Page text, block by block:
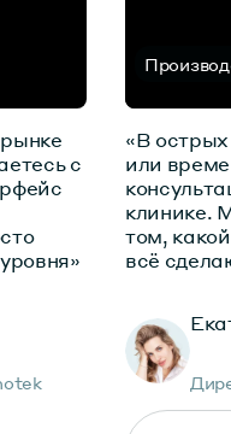
с
«В острых
или
клинике.
том,
всё